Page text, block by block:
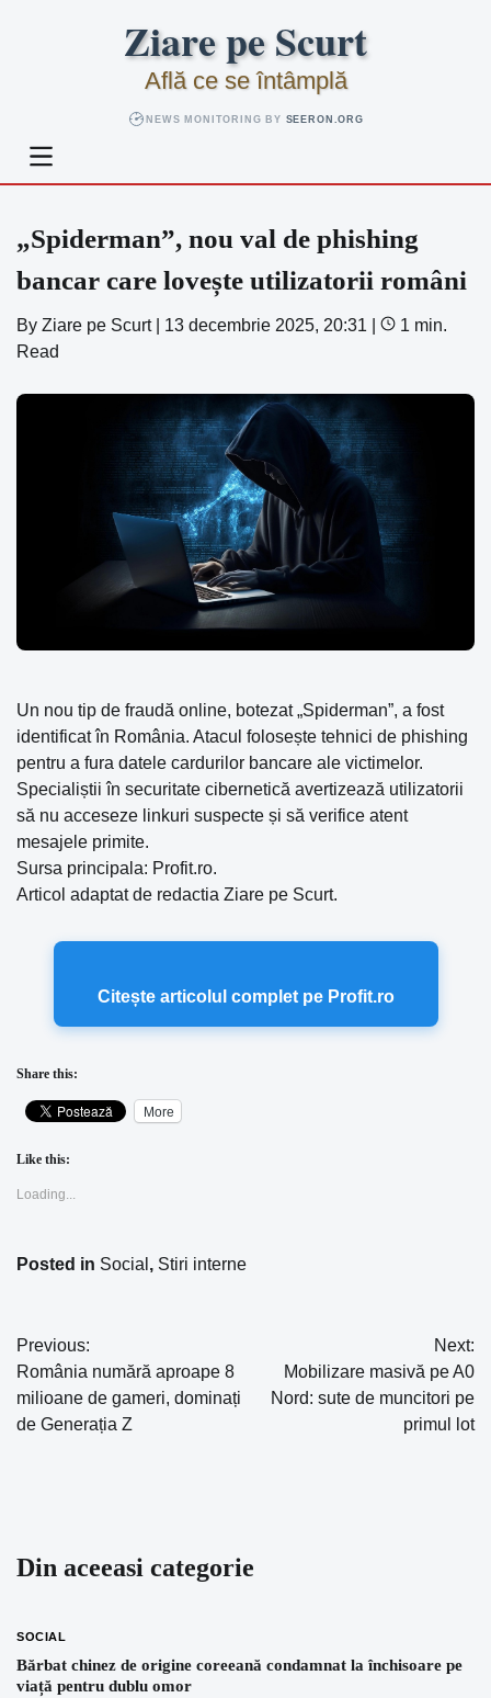
Ziare pe Scurt
Află ce se întâmplă
NEWS MONITORING BY SEERON.ORG
„Spiderman”, nou val de phishing
bancar care lovește utilizatorii români
By Ziare pe Scurt 13 decembrie 2025, 20:31
1 min.
Read
Un nou tip de fraudă online, botezat „Spiderman”, a fost
identificat în România. Atacul folosește tehnici de phishing
pentru a fura datele cardurilor bancare ale victimelor.
Specialiștii în securitate cibernetică avertizează utilizatorii
să nu acceseze linkuri suspecte și să verifice atent
mesajele primite.
Sursa principala: Profit.ro.
Articol adaptat de redactia Ziare pe Scurt.
Citește articolul complet pe Profit.ro
Share this:
More
Like this:
Loading...
Posted in Social , Stiri interne
Navigare
în
articole
Previous:
România numără aproape 8
milioane de gameri, dominați
de Generația Z
Next:
Mobilizare masivă pe A0
Nord: sute de muncitori pe
primul lot
Din aceeasi categorie
SOCIAL
Bărbat chinez de origine coreeană condamnat la închisoare pe
viață pentru dublu omor